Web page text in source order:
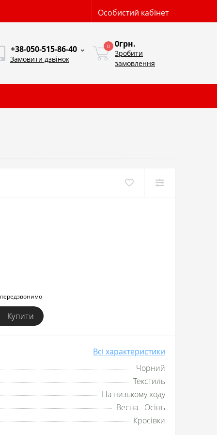
Особистий кабінет
+38-050-515-86-40
Замовити дзвінок
0 0грн.
Зробити
замовлення
Купити
Всі характеристики
Чорний
Текстиль
На низькому ходу
Весна - Осінь
Кросівки